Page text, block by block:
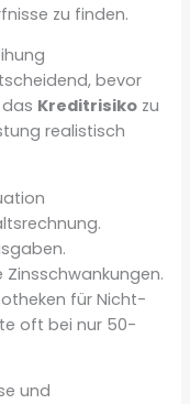
zu finden.
bevor
das Kreditrisiko zu
realistisch
für Nicht-
oft bei nur 50-
und